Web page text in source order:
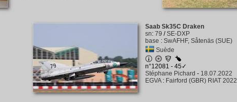
Saab Sk35C Draken
sn: 79 /SE-DXP
base : SwAFHF, Såtenäs (SUE)
Suède
n°12081 - 45✓
Stéphane Pichard - 18.07.2022
EGVA: Fairford (GBR) RIAT 2022